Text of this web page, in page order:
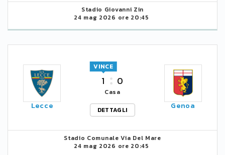
Stadio Giovanni Zin
24 mag 2026 ore 20:45
Lecce
1
VINCE
0
Casa
DETTAGLI
Genoa
Stadio Comunale Via Del Mare
24 mag 2026 ore 20:45